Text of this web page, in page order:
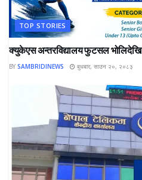
TOP STORIES
क्युकेएस अन्तरविद्यालय फुटसल भोलिदेखि
BY SAMBRIDINEWS बुधबार, साउन २०, २०८३